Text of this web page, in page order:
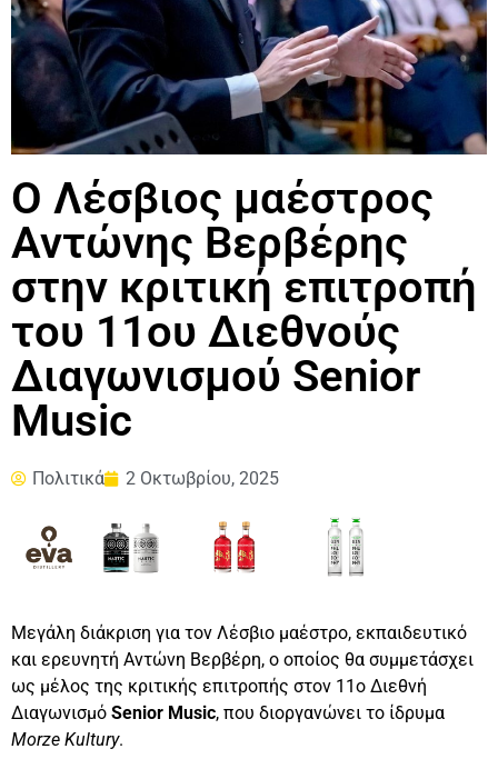
Ο Λέσβιος μαέστρος
Αντώνης Βερβέρης
στην κριτική επιτροπή
του 11ου Διεθνούς
Διαγωνισμού Senior
Music
Πολιτικά 2 Οκτωβρίου, 2025
Μεγάλη διάκριση για τον Λέσβιο μαέστρο, εκπαιδευτικό
και ερευνητή Αντώνη Βερβέρη, ο οποίος θα συμμετάσχει
ως μέλος της κριτικής επιτροπής στον 11ο Διεθνή
Διαγωνισμό Senior Music, που διοργανώνει το ίδρυμα
Morze Kultury.